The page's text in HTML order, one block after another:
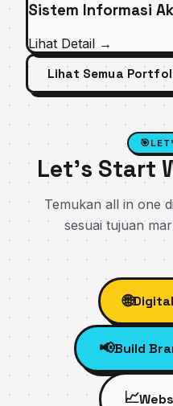
Sistem Informasi
Lihat Detail →
Lihat Semua
🎯
Let's Start
Temukan all in one
sesuai tujuan
🌐
📢Build
📈